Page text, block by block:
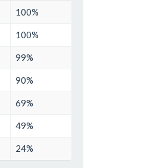
100%
100%
99%
90%
69%
49%
24%